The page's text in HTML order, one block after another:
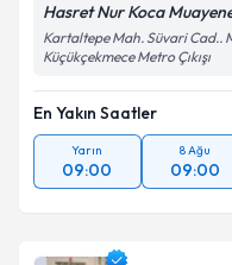
Hasret Nur Koca
Kartaltepe Mah. Süvari Cad..
Küçükçekmece Metro Çıkışı
En Yakın Saatler
Yarın
09:00
8 Ağu
09:00